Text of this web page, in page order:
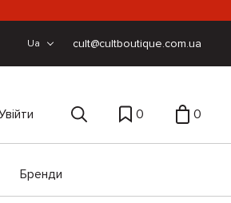
Ua cult@cultboutique.com.ua
Бренди
0 0